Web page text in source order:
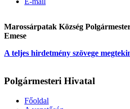
Marossárpatak Község
Emese
A teljes hirdetmény szövege
Polgármesteri Hivatal
Főoldal